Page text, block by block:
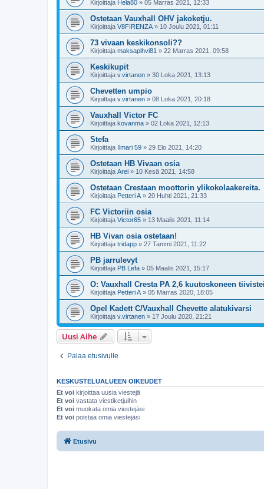
Kirjoittaja Hela80 » 05 Marras 2021, 12:33
Ostetaan Vauxhall OHV jakoketju.
Kirjoittaja V8FIRENZA » 10 Joulu 2021, 01:11
73 vivaan keskikonsoli??
Kirjoittaja maksapihvi81 » 22 Marras 2021, 09:58
Keskikupit
Kirjoittaja v.virtanen » 30 Loka 2021, 13:13
Chevetten umpio
Kirjoittaja v.virtanen » 08 Loka 2021, 20:18
Vauxhall Victor FC
Kirjoittaja kovanma » 02 Loka 2021, 12:13
Stefa
Kirjoittaja Ilmari 59 » 29 Elo 2021, 14:20
Ostetaan HB Vivaan osia
Kirjoittaja Arei » 10 Kesä 2021, 14:58
Ostetaan Crestaan moottorin ylikokolaakereita.
Kirjoittaja Petteri A » 20 Huhti 2021, 21:33
FC Victoriin osia
Kirjoittaja Victor65 » 13 Maalis 2021, 11:14
HB Vivan osia ostetaan!
Kirjoittaja tridapp » 27 Tammi 2021, 11:22
PB jarrulevyt
Kirjoittaja PB Lefa » 05 Maalis 2021, 15:17
O: Vauxhall Cresta PA 2,6 kuutoskoneen
Kirjoittaja Petteri A » 05 Marras 2020, 18:05
Opel Kadett C/Vauxhall Chevette alatukivarsi
Kirjoittaja v.virtanen » 17 Joulu 2020, 21:21
Uusi Aihe
Palaa etusivulle
KESKUSTELUALUEEN OIKEUDET
Et voi kirjoittaa uusia viestejä
Et voi vastata viestiketjuihin
Et voi muokata omia viestejäsi
Et voi poistaa omia viestejäsi
Etusivu